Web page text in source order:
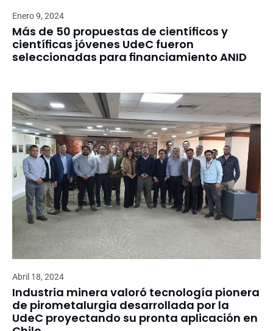
Enero 9, 2024
Más de 50 propuestas de científicos y
científicas jóvenes UdeC fueron
seleccionadas para financiamiento ANID
Abril 18, 2024
Industria minera valoró tecnología pionera
de pirometalurgia desarrollada por la
UdeC proyectando su pronta aplicación en